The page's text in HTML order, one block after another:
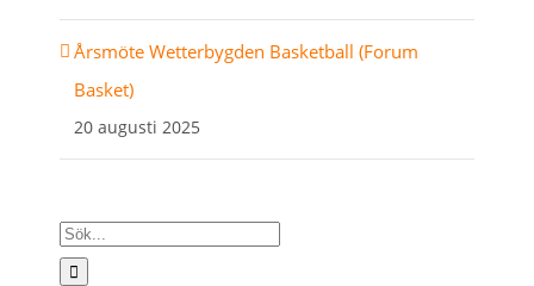
Årsmöte Wetterbygden Basketball (Forum
Basket)
20 augusti 2025
Sök
efter: